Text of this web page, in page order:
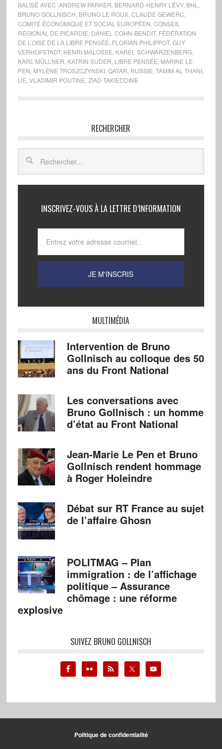
BALISÉ AVEC :ANDREW PARKER BERNARD-HENRY LÉVY, BHL
BRUNO GOLLNISCH BRUNO LE ROUX, CLAUDE GEWERC
COMITÉ ÉCONOMIQUE ET SOCIAL EUROPÉEN CONSEIL
RÉGIONAL DE PICARDIE DANIEL COHN-BENDIT, FÉDÉRATION
DE L’OISE DE LA LIBRE PENSÉE FLORIAN PHILIPPOT, GUY
VERHOFSTADT, HENRI MALOSSE KAREL SCHWARZENBERG,
KARL MÜLLNER KATRIN SUDER LIBRE PENSÉE MARINE LE
PEN MYLÈNE TROSZCZYNSKI, QATAR RUSSIE TAMIM AL THANI,
UE VLADIMIR POUTINE ZIAD TAKIEDDINE
RECHERCHER
INSCRIVEZ-VOUS À LA LETTRE D’INFORMATION
MULTIMÉDIA
Intervention de Bruno
Gollnisch au colloque des 50
ans du Front National
Les conversations avec
Bruno Gollnisch : un homme
d’état au Front National
Jean-Marie Le Pen et Bruno
Gollnisch rendent hommage
à Roger Holeindre
Débat sur RT France au sujet
de l’affaire Ghosn
POLITMAG – Plan
immigration : de l’affichage
politique – Assurance
chômage : une réforme
explosive
SUIVEZ BRUNO GOLLNISCH
Politique de confidentialité